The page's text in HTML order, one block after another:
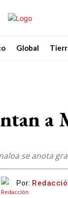
Global
se anota
Por: